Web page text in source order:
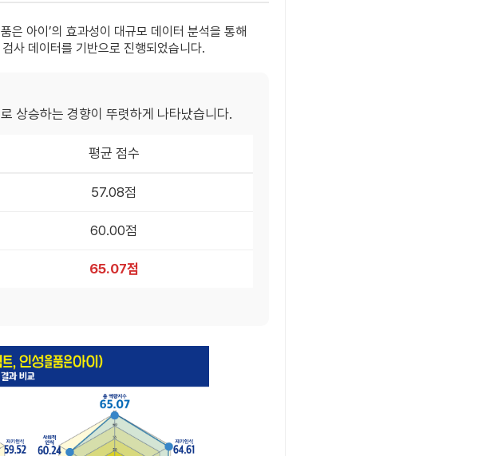
은 아이’의 효과성이 대규모 데이터 분석을 통해
사 데이터를 기반으로 진행되었습니다.
상승하는 경향이 뚜렷하게 나타났습니다.
평균 점수
57.08점
60.00점
65.07점